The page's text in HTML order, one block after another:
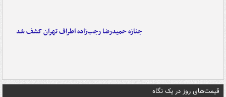
جنازه حمیدرضا رجب‌زاده اطراف تهران کشف شد
قیمت‌های روز در یک نگاه